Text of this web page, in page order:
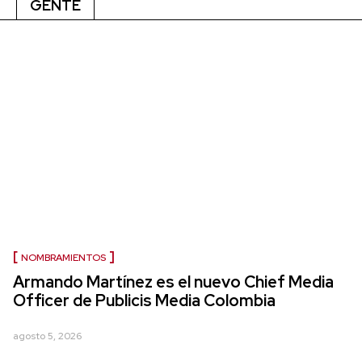
GENTE
NOMBRAMIENTOS
Armando Martínez es el nuevo Chief Media
Officer de Publicis Media Colombia
agosto 5, 2026